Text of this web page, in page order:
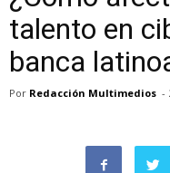
talento en
banca
Por Redacción Multimedios -